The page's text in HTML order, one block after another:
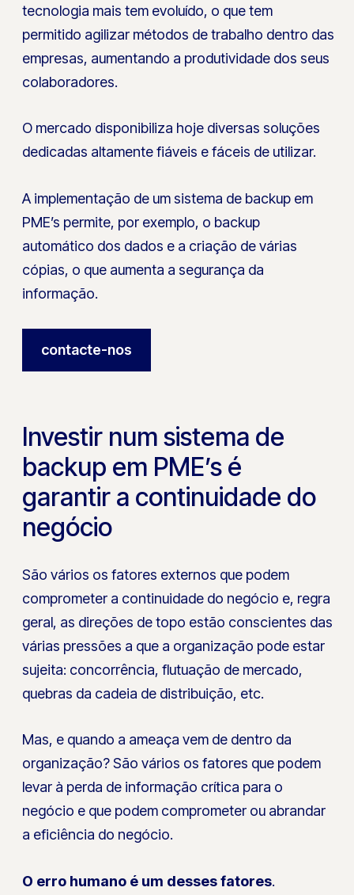
tecnologia mais tem evoluído, o que tem
permitido agilizar métodos de trabalho dentro das
empresas, aumentando a produtividade dos seus
colaboradores.
O mercado disponibiliza hoje diversas soluções
dedicadas altamente fiáveis e fáceis de utilizar.
A implementação de um sistema de backup em
PME’s permite, por exemplo, o backup
automático dos dados e a criação de várias
cópias, o que aumenta a segurança da
informação.
contacte-nos
Investir num sistema de
backup em PME’s é
garantir a continuidade do
negócio
São vários os fatores externos que podem
comprometer a continuidade do negócio e, regra
geral, as direções de topo estão conscientes das
várias pressões a que a organização pode estar
sujeita: concorrência, flutuação de mercado,
quebras da cadeia de distribuição, etc.
Mas, e quando a ameaça vem de dentro da
organização? São vários os fatores que podem
levar à perda de informação crítica para o
negócio e que podem comprometer ou abrandar
a eficiência do negócio.
O erro humano é um desses fatores.